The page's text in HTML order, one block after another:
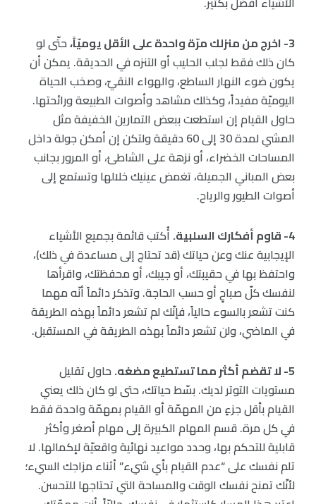
3- اخرج من منزلك مرّة واحدة على الأقل يوميّاً،
حتّى لو
كان ذلك فقط لجلب الحليب أو التنزه في الحديقة. يمكن أن
يكون ضوء النهار الساطع، والهواء النقيّ، وصخب الحياة
اليوميّة مفيداً، وكذلك مشاهد وأصوات الطبيعة ورائحتها.
حاول القيام إن استطعت ببعض التمارين الخفيفة مثل
المشي لمدة 30 إلى 60 دقيقة ولتكن إن أمكن جولة داخل
المساحات الخضراء، أو نزهة على الشاطئ، أو المرور بجانب
بعض المباني الجميلة، تغمض عينيك خلالها وتستمع إلى
أصوات الطيور والرياح.
4- قاوم أفكارك السلبية.
أُكتب قائمة بجميع الأشياء
الإيجابية عنك وعن حياتك (قد تحتاج إلى مساعدة في ذلك)،
واحتفظ بها في حقيبتك، أو جيبك، أو محفظتك، واقرأها
لنفسك كلّ صباحٍ أو حسب الحاجة. وتذكر دائماً أنّه مهما
كنت تشعر بالسوء حالياً، فإنّك لم تشعر دائماً بهذه الطريقة
في الماضي، ولن تشعر دائماً بهذه الطريقة في المستقبل.
5- لا تقضم أكثر مما تستطيع مضغه.
حاول تقليل
مستويات التوتر لديك. بسّط حياتك، حتى لو كان ذلك يعني
القيام بأقل جزءٍ من المهمّة أو القيام بمهمّة واحدة فقط
في كل مرة. قسم المهام الكبيرة إلى مهام أصغر وأكثر
قابلية للتحكم بها، وحدد مواعيد نهائية واقعيّة لإكمالها. لا
تلم نفسك على “عدم القيام بأي شيء” أثناء مزاجك السيء؛
لأنّك تمنح نفسك الوقت والمساحة التي تحتاجها للتحسن.